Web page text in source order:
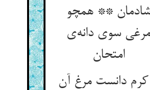
** همچو
مرغی سوی دانه‌ی
امتحان
کرم دانست مرغ آن